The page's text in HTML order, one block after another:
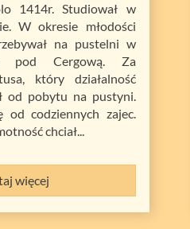
1414r. Studiował w
W okresie młodości
na pustelni w
pod Cergową. Za
który działalność
od pobytu na pustyni.
od codziennych zajec.
chciał...
więcej